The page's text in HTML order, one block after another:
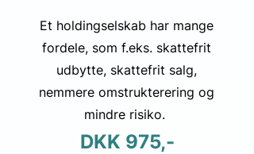
Et holdingselskab har mange
fordele, som f.eks. skattefrit
udbytte, skattefrit salg,
nemmere omstrukterering og
mindre risiko.
DKK 975,-